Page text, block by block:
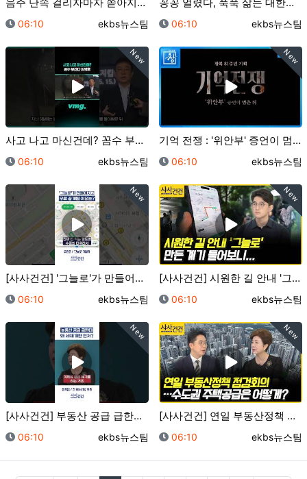
등록일
06:10 등록자
ekbs뉴스팀 등록일
06:10 등록자
ekbs뉴스팀
New
사고 나고 마신건데? 꼼수 부리다 징역행 / 비디오머그…
등록일
06:10 등록자
ekbs뉴스팀
New
기억 전쟁 : '위안부' 증언이 멈춘 뒤 [예고] | …
등록일
06:10 등록자
ekbs뉴스팀
New
[사사건건] '그늘로'가 만들어지고 무료 공개된 이유는…
등록일
06:10 등록자
ekbs뉴스팀
New
[사사건건] 시원한 길 안내 '그늘로' 만든 계기 들어…
등록일
06:10 등록자
ekbs뉴스팀
New
[사사건건] 부동산 공급 급한데 왜 세제개편 먼저? (…
등록일
06:10 등록자
ekbs뉴스팀
New
[사사건건] 연일 부동산정책 점검회의…수도권 주택공급은…
등록일
06:10 등록자
ekbs뉴스팀